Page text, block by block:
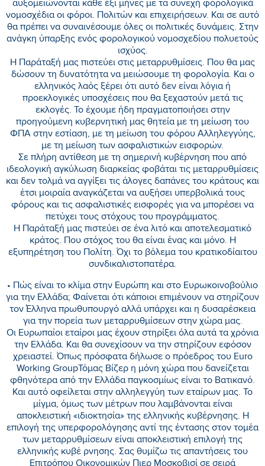
αυξομειώνονται κάθε έξι μήνες με τα συνεχή φορολογικά
νομοσχέδια οι φόροι. Πολιτών και επιχειρήσεων. Και σε αυτό
θα πρέπει να συναινέσουμε όλες οι πολιτικές δυνάμεις. Στην
ανάγκη ύπαρξης ενός φορολογικού νομοσχεδίου πολυετούς
ισχύος.
Η Παράταξή μας πιστεύει στις μεταρρυθμίσεις. Που θα μας
δώσουν τη δυνατότητα να μειώσουμε τη φορολογία. Και ο
ελληνικός λαός ξέρει ότι αυτό δεν είναι λόγια ή
προεκλογικές υποσχέσεις που θα ξεχαστούν μετά τις
εκλογές. Το έχουμε ήδη πραγματοποιήσει στην
προηγούμενη κυβερνητική μας θητεία με τη μείωση του
ΦΠΑ στην εστίαση, με τη μείωση του φόρου Αλληλεγγύης,
με τη μείωση των ασφαλιστικών εισφορών.
Σε πλήρη αντίθεση με τη σημερινή κυβέρνηση που από
ιδεολογική αγκύλωση διαρκείας φοβάται τις μεταρρυθμίσεις
και δεν τολμά να αγγίξει τις άλογες δαπάνες του κράτους και
έτσι μοιραία αναγκάζεται να αυξήσει υπερβολικά τους
φόρους και τις ασφαλιστικές εισφορές για να μπορέσει να
πετύχει τους στόχους του προγράμματος.
Η Παράταξή μας πιστεύει σε ένα λιτό και αποτελεσματικό
κράτος. Που στόχος του θα είναι ένας και μόνο. Η
εξυπηρέτηση του Πολίτη. Όχι το βόλεμα του κρατικοδίαιτου
συνδικαλιστοπατέρα.
• Πώς είναι το κλίμα στην Ευρώπη και στο Ευρωκοινοβούλιο
για την Ελλάδα; Φαίνεται ότι κάποιοι επιμένουν να στηρίζουν
τον Έλληνα πρωθυπουργό αλλά υπάρχει και η δυσαρέσκεια
για την πορεία των μεταρρυθμίσεων στην χώρα μας.
Οι Ευρωπαίοι εταίροι μας έχουν στηρίξει όλα αυτά τα χρόνια
την Ελλάδα. Και θα συνεχίσουν να την στηρίζουν εφόσον
χρειαστεί. Όπως πρόσφατα δήλωσε ο πρόεδρος του Euro
Working GroupΤόμας Βίζερ η μόνη χώρα που δανείζεται
φθηνότερα από την Ελλάδα παγκοσμίως είναι το Βατικανό.
Και αυτό οφείλεται στην αλληλεγγύη των εταίρων μας. Το
μίγμα, όμως των μέτρων που λαμβάνονται είναι
αποκλειστική «ιδιοκτησία» της ελληνικής κυβέρνησης. Η
επιλογή της υπερφορολόγησης αντί της έντασης στον τομέα
των μεταρρυθμίσεων είναι αποκλειστική επιλογή της
ελληνικής κυβέ ρνησης. Σας θυμίζω τις απαντήσεις του